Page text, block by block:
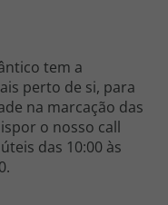
tem a
perto de si, para
na marcação das
o nosso call
das 10:00 às